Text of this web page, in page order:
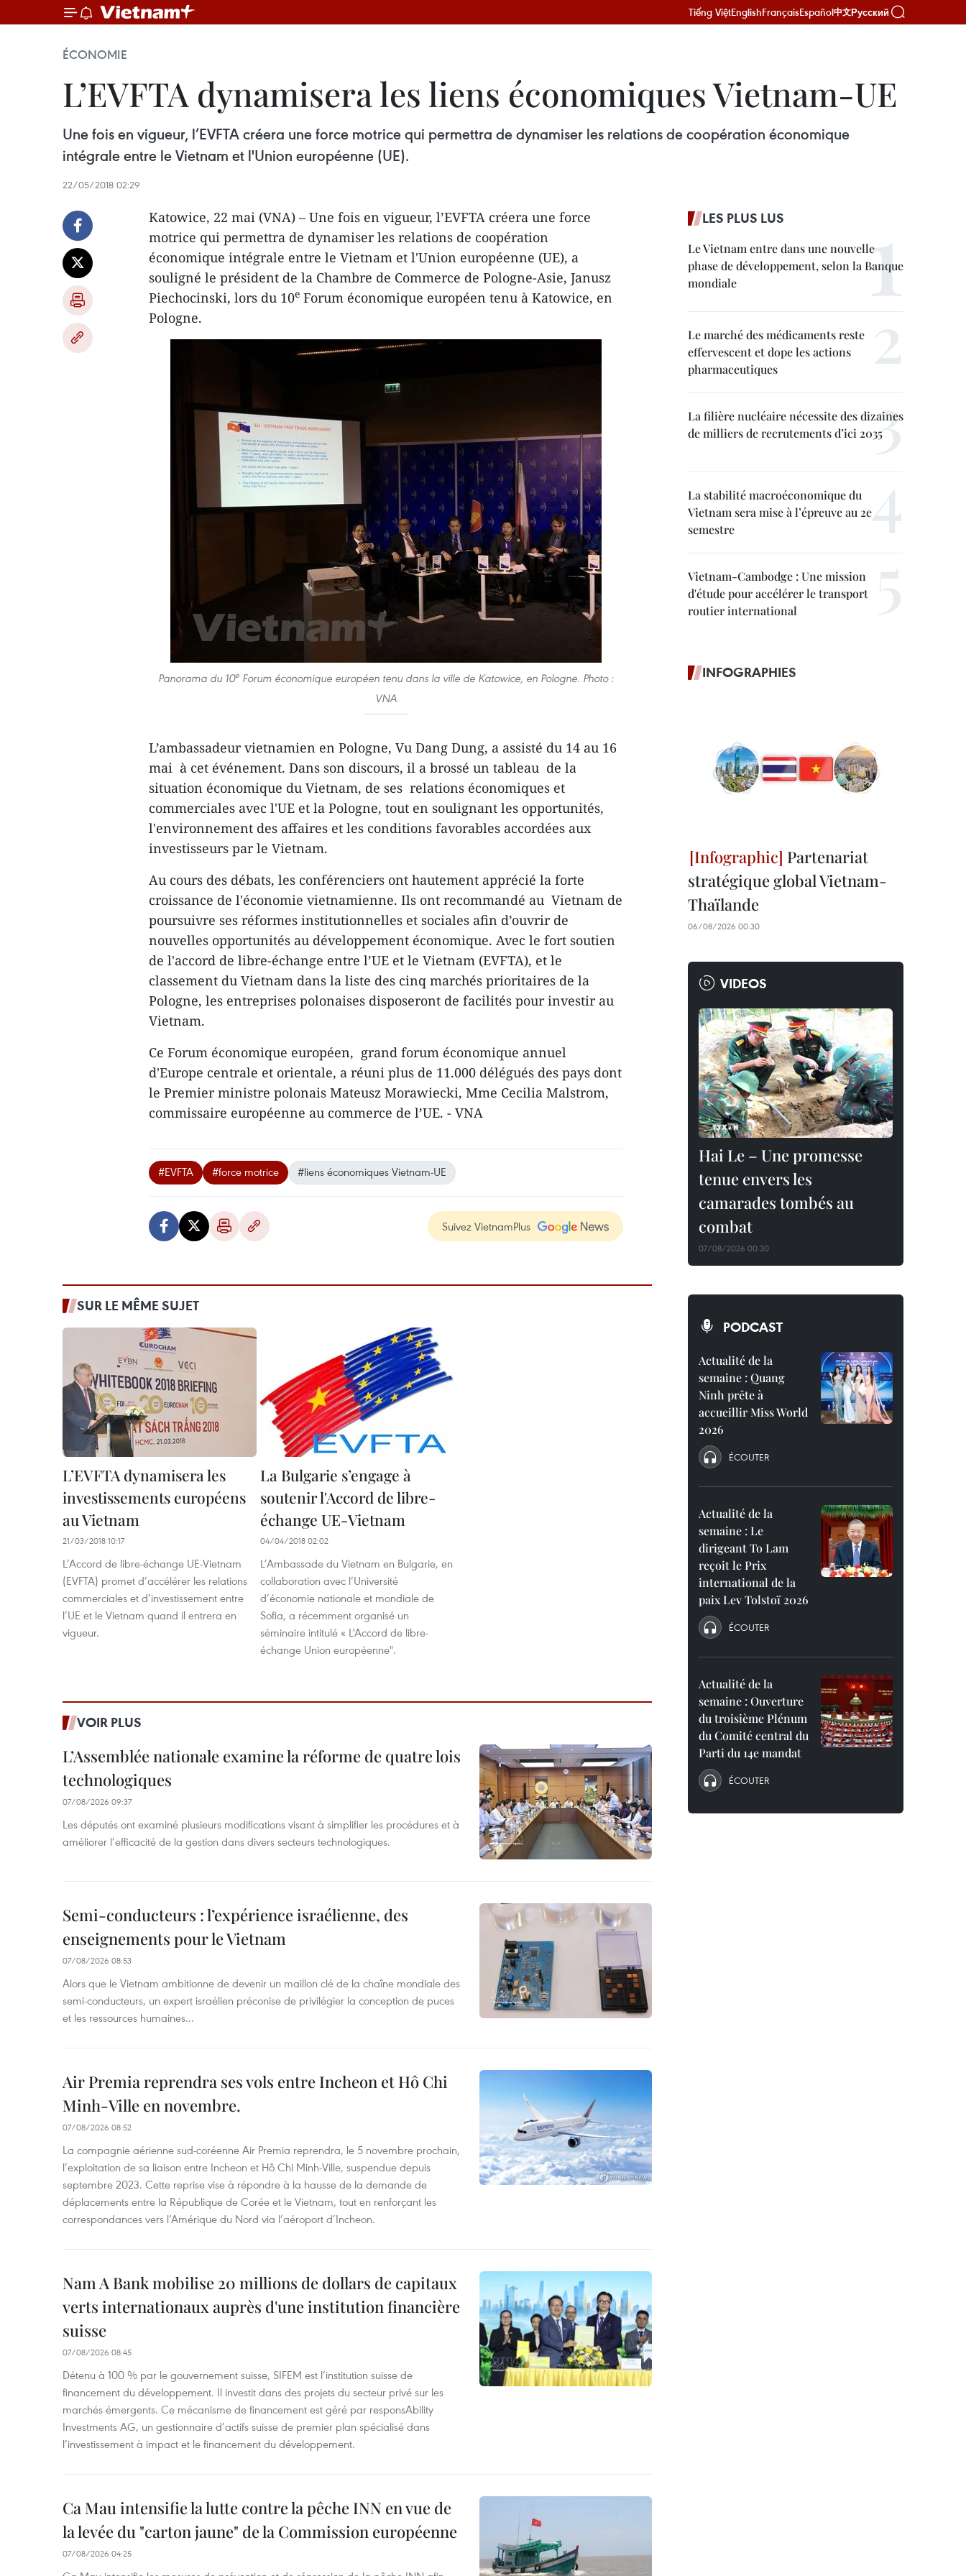
Tiếng ViệtEnglishFrançaisEspañol中文Русский
ÉCONOMIE
L’EVFTA dynamisera les liens économiques Vietnam-UE
Une fois en vigueur, l’EVFTA créera une force motrice qui permettra de dynamiser les relations de coopération économique
intégrale entre le Vietnam et l'Union européenne (UE).
22/05/2018 02:29
Katowice, 22 mai (VNA) – Une fois en vigueur, l’EVFTA créera une force
motrice qui permettra de dynamiser les relations de coopération
économique intégrale entre le Vietnam et l'Union européenne (UE), a
souligné le président de la Chambre de Commerce de Pologne-Asie, Janusz
Piechocinski, lors du 10e Forum économique européen tenu à Katowice, en
Pologne.
Panorama du 10e Forum économique européen tenu dans la ville de Katowice, en Pologne. Photo :
VNA
L’ambassadeur vietnamien en Pologne, Vu Dang Dung, a assisté du 14 au 16
mai à cet événement. Dans son discours, il a brossé un tableau de la
situation économique du Vietnam, de ses relations économiques et
commerciales avec l'UE et la Pologne, tout en soulignant les opportunités,
l'environnement des affaires et les conditions favorables accordées aux
investisseurs par le Vietnam.
Au cours des débats, les conférenciers ont hautement apprécié la forte
croissance de l'économie vietnamienne. Ils ont recommandé au Vietnam de
poursuivre ses réformes institutionnelles et sociales afin d’ouvrir de
nouvelles opportunités au développement économique. Avec le fort soutien
de l'accord de libre-échange entre l’UE et le Vietnam (EVFTA), et le
classement du Vietnam dans la liste des cinq marchés prioritaires de la
Pologne, les entreprises polonaises disposeront de facilités pour investir au
Vietnam.
Ce Forum économique européen, grand forum économique annuel
d'Europe centrale et orientale, a réuni plus de 11.000 délégués des pays dont
le Premier ministre polonais Mateusz Morawiecki, Mme Cecilia Malstrom,
commissaire européenne au commerce de l’UE. - VNA
#EVFTA #force motrice #liens économiques Vietnam-UE
Suivez VietnamPlus
SUR LE MÊME SUJET
L’EVFTA dynamisera les
investissements européens
au Vietnam
21/03/2018 10:17
L’Accord de libre-échange UE-Vietnam
(EVFTA) promet d’accélérer les relations
commerciales et d’investissement entre
l’UE et le Vietnam quand il entrera en
vigueur.
La Bulgarie s’engage à
soutenir l'Accord de libre-
échange UE-Vietnam
04/04/2018 02:02
L’Ambassade du Vietnam en Bulgarie, en
collaboration avec l’Université
d’économie nationale et mondiale de
Sofia, a récemment organisé un
séminaire intitulé « L'Accord de libre-
échange Union européenne".
VOIR PLUS
L’Assemblée nationale examine la réforme de quatre lois
technologiques
07/08/2026 09:37
Les députés ont examiné plusieurs modifications visant à simplifier les procédures et à
améliorer l’efficacité de la gestion dans divers secteurs technologiques.
Semi-conducteurs : l’expérience israélienne, des
enseignements pour le Vietnam
07/08/2026 08:53
Alors que le Vietnam ambitionne de devenir un maillon clé de la chaîne mondiale des
semi-conducteurs, un expert israélien préconise de privilégier la conception de puces
et les ressources humaines...
Air Premia reprendra ses vols entre Incheon et Hô Chi
Minh-Ville en novembre.
07/08/2026 08:52
La compagnie aérienne sud-coréenne Air Premia reprendra, le 5 novembre prochain,
l’exploitation de sa liaison entre Incheon et Hô Chi Minh-Ville, suspendue depuis
septembre 2023. Cette reprise vise à répondre à la hausse de la demande de
déplacements entre la République de Corée et le Vietnam, tout en renforçant les
correspondances vers l’Amérique du Nord via l’aéroport d’Incheon.
Nam A Bank mobilise 20 millions de dollars de capitaux
verts internationaux auprès d'une institution financière
suisse
07/08/2026 08:45
Détenu à 100 % par le gouvernement suisse, SIFEM est l’institution suisse de
financement du développement. Il investit dans des projets du secteur privé sur les
marchés émergents. Ce mécanisme de financement est géré par responsAbility
Investments AG, un gestionnaire d’actifs suisse de premier plan spécialisé dans
l’investissement à impact et le financement du développement.
Ca Mau intensifie la lutte contre la pêche INN en vue de
la levée du "carton jaune" de la Commission européenne
07/08/2026 04:25
LES PLUS LUS
Le Vietnam entre dans une nouvelle
phase de développement, selon la Banque
mondiale
Le marché des médicaments reste
effervescent et dope les actions
pharmaceutiques
La filière nucléaire nécessite des dizaines
de milliers de recrutements d’ici 2035
La stabilité macroéconomique du
Vietnam sera mise à l’épreuve au 2e
semestre
Vietnam-Cambodge : Une mission
d'étude pour accélérer le transport
routier international
INFOGRAPHIES
Partenariat
stratégique global Vietnam-
Thaïlande
06/08/2026 00:30
VIDEOS
Hai Le – Une promesse
tenue envers les
camarades tombés au
combat
07/08/2026 00:30
PODCAST
Actualité de la
semaine : Quang
Ninh prête à
accueillir Miss World
2026
ÉCOUTER
Actualité de la
semaine : Le
dirigeant To Lam
reçoit le Prix
international de la
paix Lev Tolstoï 2026
ÉCOUTER
Actualité de la
semaine : Ouverture
du troisième Plénum
du Comité central du
Parti du 14e mandat
ÉCOUTER